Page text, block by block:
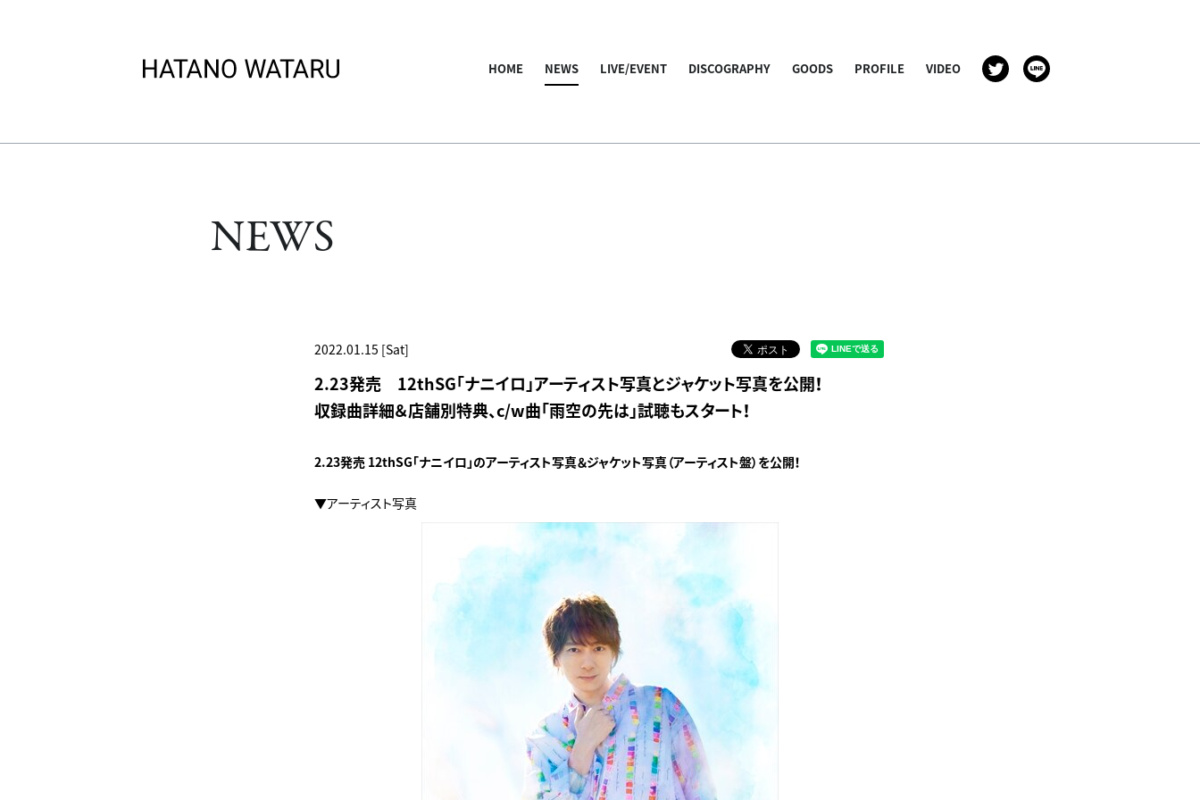
HOME NEWS LIVE/EVENT DISCOGRAPHY GOODS PROFILE VIDEO
NEWS
2022.01.15 [Sat]
2.23発売 12thSG「ナニイロ」アーティスト写真とジャケット写真を公開！
収録曲詳細＆店舗別特典、c/w曲「雨空の先は」試聴もスタート！
2.23発売 12thSG「ナニイロ」のアーティスト写真＆ジャケット写真（アーティスト盤）を公開！
▼アーティスト写真